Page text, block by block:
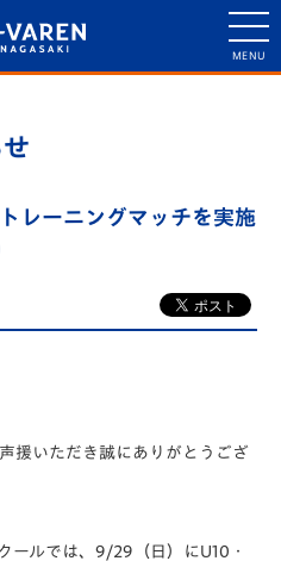
レーニングマッチを実施
援いただき誠にありがとうござ
ールでは、9/29（日）にU10・